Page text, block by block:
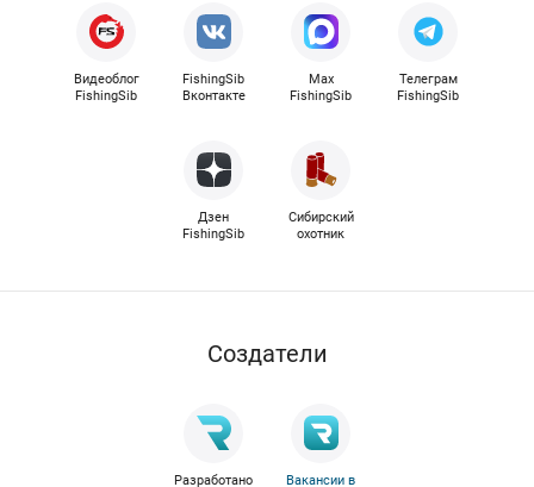
Видеоблог
FishingSib
FishingSib
Вконтакте
Max
FishingSib
Телеграм
FishingSib
Дзен
FishingSib
Сибирский
охотник
Cоздатели
Разработано Вакансии в